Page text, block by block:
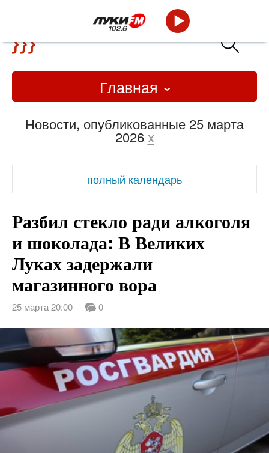
Главная
Новости, опубликованные 25 марта
2026 x
полный календарь
Разбил стекло ради алкоголя
и шоколада: В Великих
Луках задержали
магазинного вора
25 марта 20:00 0